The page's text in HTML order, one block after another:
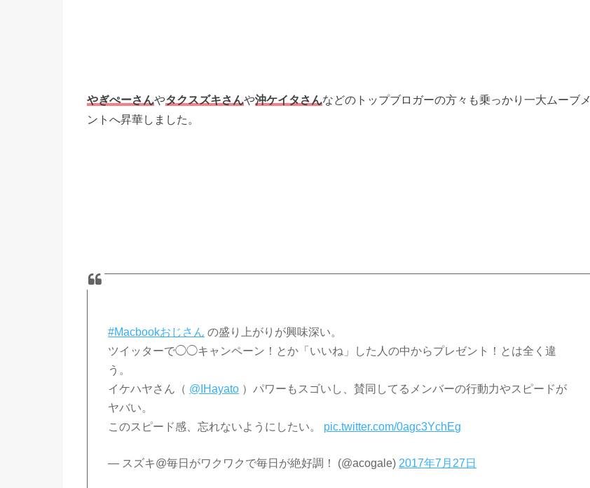
やぎぺーさんやタクスズキさんや沖ケイタさんなどのトップブロガーの方々も乗っかり一大ムーブメ
ントへ昇華しました。
#Macbookおじさん の盛り上がりが興味深い。
ツイッターで◯◯キャンペーン！とか「いいね」した人の中からプレゼント！とは全く違
う。
イケハヤさん（ @IHayato ）パワーもスゴいし、賛同してるメンバーの行動力やスピードが
ヤバい。
このスピード感、忘れないようにしたい。 pic.twitter.com/0agc3YchEg
— スズキ@毎日がワクワクで毎日が絶好調！ (@acogale) 2017年7月27日